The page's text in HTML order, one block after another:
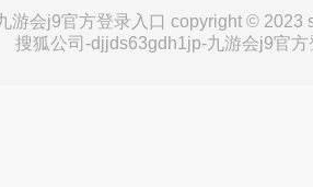
游会j9官方登录入口 copyright © 2023
搜狐公司-djjds63gdh1jp-九游会j9官